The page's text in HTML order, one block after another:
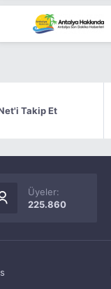
Takip Et
Üyeler:
225.860